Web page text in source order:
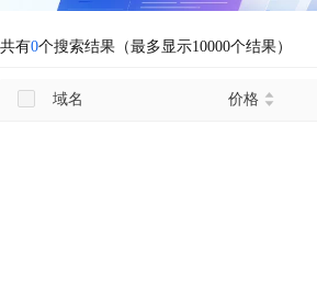
共有0个搜索结果（最多显示10000个结果）
域名 价格